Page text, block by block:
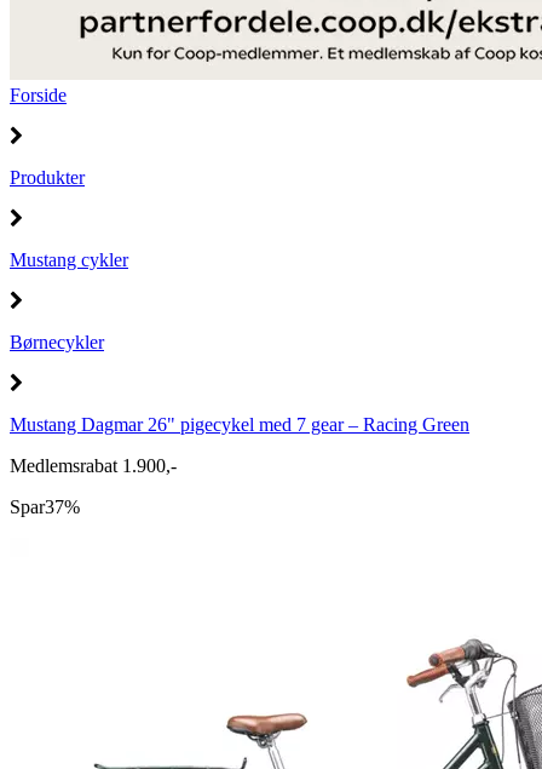
Forside
Produkter
Mustang cykler
Børnecykler
Mustang Dagmar 26" pigecykel med 7 gear – Racing Green
Medlemsrabat 1.900,-
Spar37%